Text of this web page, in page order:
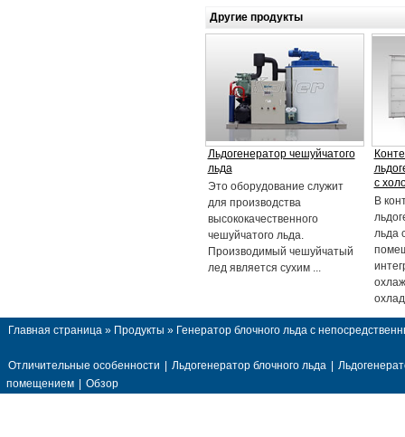
Другие продукты
Льдогенератор чешуйчатого
льда
Это оборудование служит
для производства
высококачественного
чешуйчатого льда.
Производимый чешуйчатый
лед является сухим ...
с
В
льда
Главная страница» Продукты » Генератор блочного льда с
Отличительные особенности Льдогенератор блочного льда
помещением
Обзор